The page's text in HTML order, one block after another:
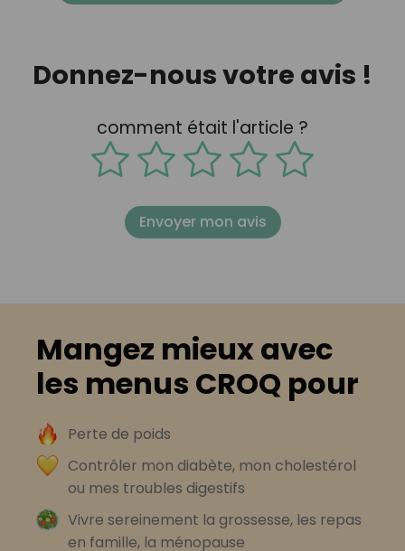
Donnez-nous votre avis !
comment était l'article ?
Envoyer mon avis
Mangez mieux avec
les menus CROQ pour
Perte de poids
Contrôler mon diabète, mon cholestérol
ou mes troubles digestifs
Vivre sereinement la grossesse, les repas
en famille, la ménopause